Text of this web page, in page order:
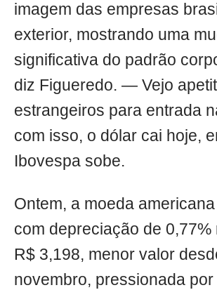
imagem das empresas
exterior, mostrando uma
significativa do padrão
diz Figueredo. — Vejo
estrangeiros para entrada
com isso, o dólar cai hoje,
Ibovespa sobe.
Ontem, a moeda
com depreciação de 0,77%
R$ 3,198, menor valor
novembro, pressionada por